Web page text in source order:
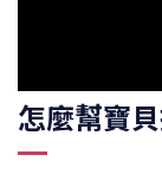
怎麼幫寶